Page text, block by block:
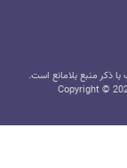
ذکر منبع بلامانع است.
Copyright ©